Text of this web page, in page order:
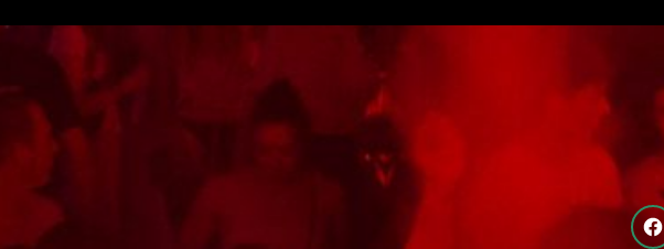
Facebook